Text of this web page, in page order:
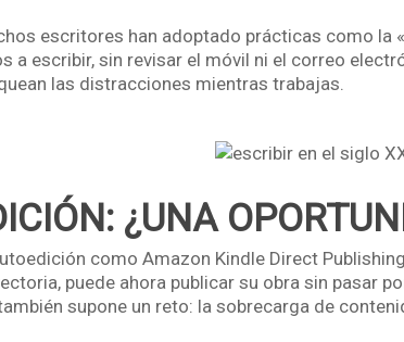
escritores han adoptado prácticas como la
a escribir, sin revisar el móvil ni el correo
las distracciones mientras trabajas.
¿UNA
como Amazon Kindle Direct
puede ahora publicar su obra sin pasar
supone un reto: la sobrecarga de